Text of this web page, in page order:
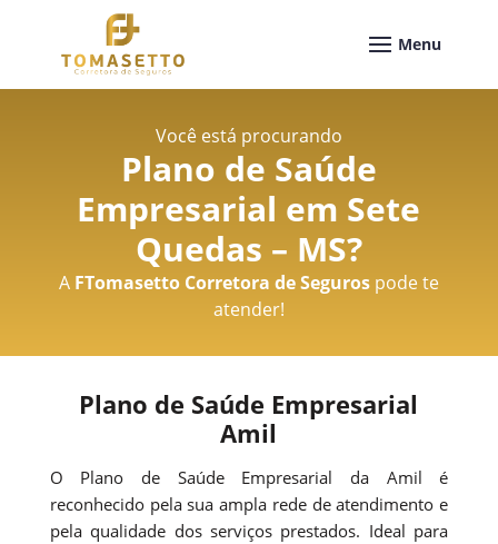
Você está procurando
Plano de Saúde
Empresarial em Sete
Quedas – MS?
A FTomasetto Corretora de Segurospode te
atender!
Plano de Saúde Empresarial
Amil
O Plano de Saúde Empresarial da Amil é
reconhecido pela sua ampla rede de atendimento e
pela qualidade dos serviços prestados. Ideal para